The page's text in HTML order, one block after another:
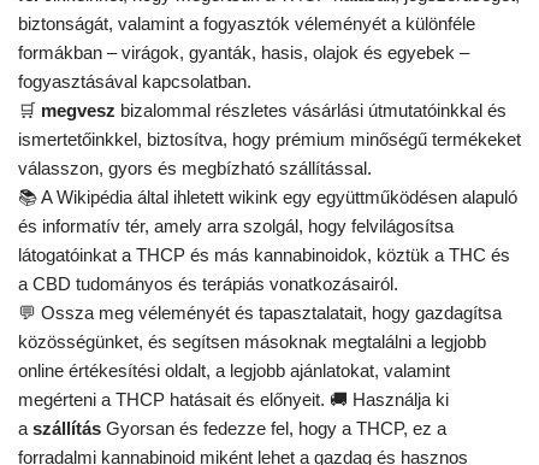
biztonságát, valamint a fogyasztók véleményét a különféle
formákban – virágok, gyanták, hasis, olajok és egyebek –
fogyasztásával kapcsolatban.
🛒 megvesz bizalommal részletes vásárlási útmutatóinkkal és
ismertetőinkkel, biztosítva, hogy prémium minőségű termékeket
válasszon, gyors és megbízható szállítással.
📚 A Wikipédia által ihletett wikink egy együttműködésen alapuló
és informatív tér, amely arra szolgál, hogy felvilágosítsa
látogatóinkat a THCP és más kannabinoidok, köztük a THC és
a CBD tudományos és terápiás vonatkozásairól.
💬 Ossza meg véleményét és tapasztalatait, hogy gazdagítsa
közösségünket, és segítsen másoknak megtalálni a legjobb
online értékesítési oldalt, a legjobb ajánlatokat, valamint
megérteni a THCP hatásait és előnyeit. 🚚 Használja ki
a szállítás Gyorsan és fedezze fel, hogy a THCP, ez a
forradalmi kannabinoid miként lehet a gazdag és hasznos